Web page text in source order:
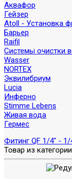
Аквафор
Гейзер
Atoll - Установка
Барьер
Raifil
Системы очистки
Wasser
NORTEX
Эквилибриум
Lucia
Инферно
Stimme Lebens
Живая вода
Гермес
Фитинг QF 1/4" - 1/
Товар из